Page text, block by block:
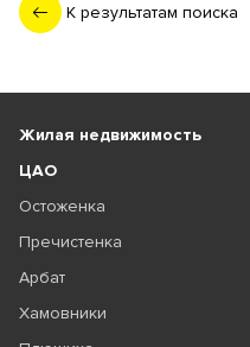
К результатам поиска
Жилая недвижимость
ЦАО
Остоженка
Пречистенка
Арбат
Хамовники